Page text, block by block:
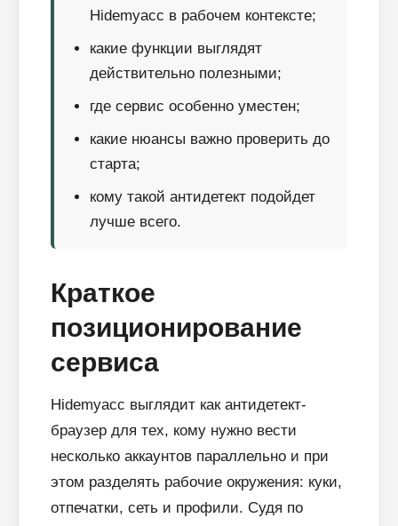
Hidemyacc в рабочем контексте;
какие функции выглядят
действительно полезными;
где сервис особенно уместен;
какие нюансы важно проверить до
старта;
кому такой антидетект подойдет
лучше всего.
Краткое
позиционирование
сервиса
Hidemyacc выглядит как антидетект-
браузер для тех, кому нужно вести
несколько аккаунтов параллельно и при
этом разделять рабочие окружения: куки,
отпечатки, сеть и профили. Судя по